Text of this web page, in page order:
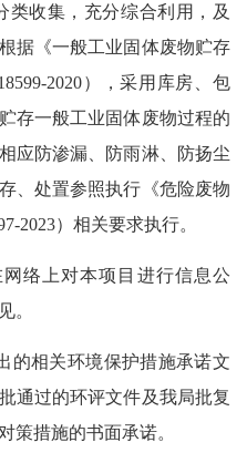
类收集，充分综合利用，及
据《一般工业固体废物贮存
2020），采用库房、包
存一般工业固体废物过程的
应防渗漏、防雨淋、防扬尘
、处置参照执行《危险废物
2023）相关要求执行。
络上对本项目进行信息公
。
的相关环境保护措施承诺文
通过的环评文件及我局批复
策措施的书面承诺。